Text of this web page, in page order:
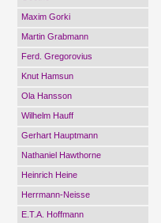
Maxim Gorki
Martin Grabmann
Ferd. Gregorovius
Knut Hamsun
Ola Hansson
Wilhelm Hauff
Gerhart Hauptmann
Nathaniel Hawthorne
Heinrich Heine
Herrmann-Neisse
E.T.A. Hoffmann